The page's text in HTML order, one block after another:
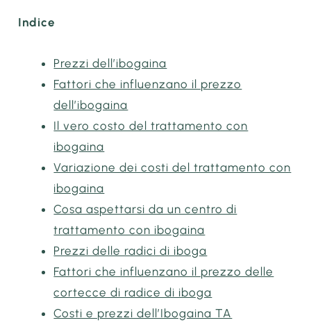
Indice
Prezzi dell’ibogaina
Fattori che influenzano il prezzo
dell’ibogaina
Il vero costo del trattamento con
ibogaina
Variazione dei costi del trattamento con
ibogaina
Cosa aspettarsi da un centro di
trattamento con ibogaina
Prezzi delle radici di iboga
Fattori che influenzano il prezzo delle
cortecce di radice di iboga
Costi e prezzi dell’Ibogaina TA